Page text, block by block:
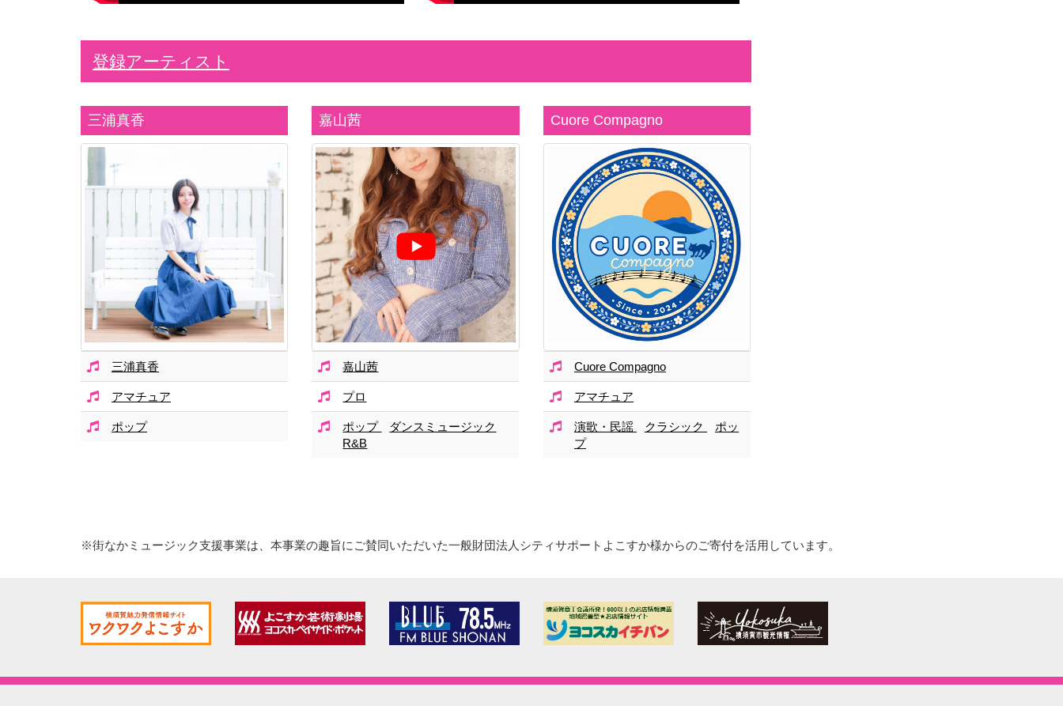
登録アーティスト
三浦真香
三浦真香
アマチュア
ポップ
嘉山茜
嘉山茜
プロ
ポップ
ダンスミュージック
R&B
Cuore Compagno
Cuore Compagno
アマチュア
演歌・民謡 クラシック
ポッ
プ
※街なかミュージック支援事業は、本事業の趣旨にご賛同いただいた一般財団法人シティサポートよこすか様からのご寄付を活用しています。